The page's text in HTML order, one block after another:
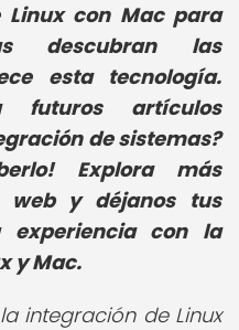
con Mac para
descubran las
esta tecnología.
futuros artículos
de sistemas?
Explora más
web y déjanos tus
experiencia con la
y Mac.
integración de Linux